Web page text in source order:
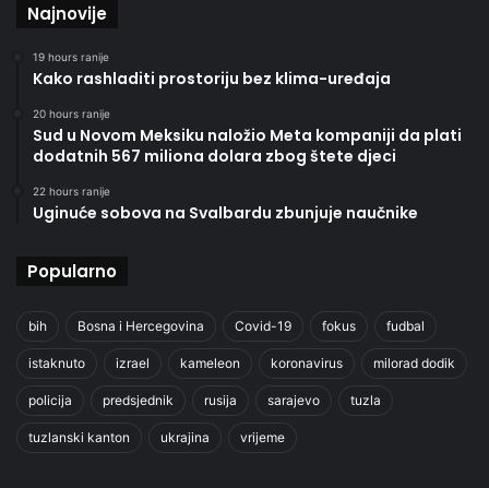
Najnovije
19 hours ranije
Kako rashladiti prostoriju bez klima-uređaja
20 hours ranije
Sud u Novom Meksiku naložio Meta kompaniji da plati
dodatnih 567 miliona dolara zbog štete djeci
22 hours ranije
Uginuće sobova na Svalbardu zbunjuje naučnike
Popularno
bih Bosna i Hercegovina Covid-19 fokus fudbal
istaknuto izrael kameleon koronavirus milorad dodik
policija predsjednik rusija sarajevo tuzla
tuzlanski kanton ukrajina vrijeme